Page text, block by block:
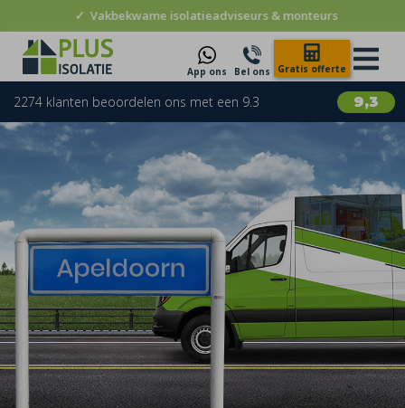
✓ Vakbekwame isolatieadviseurs & monteurs
App ons Bel ons Gratis offerte
9,3
2274 klanten beoordelen ons met een 9.3